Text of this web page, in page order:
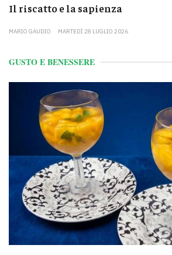
Il riscatto e la sapienza
MARIO GAUDIO MARTEDÌ 28 LUGLIO 2026
GUSTO E BENESSERE